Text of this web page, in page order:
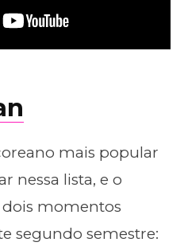
mais popular
nessa lista, e o
dois momentos
segundo semestre: